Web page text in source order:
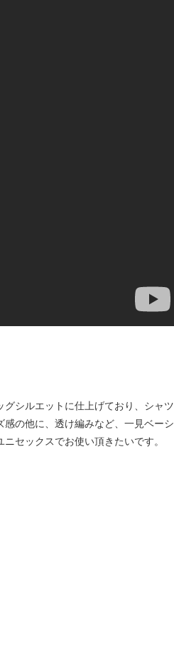
シルエットに仕上げており、シャツ
の他に、透け編みなど、一見ベーシ
セックスでお使い頂きたいです。